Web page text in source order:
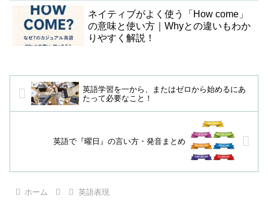
ネイティブがよく使う「How come」
の意味と使い方｜Whyとの違いもわか
りやすく解説！
英語学習を一から、またはゼロから始めるにあ
たって必要なこと！
英語で『曜日』の言い方・発音まとめ
ホーム 英語表現